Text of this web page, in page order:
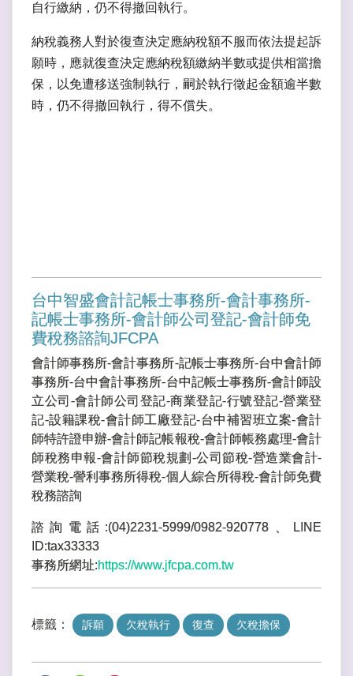
自行繳納，仍不得撤回執行。
納稅義務人對於復查決定應納稅額不服而依法提起訴
願時，應就復查決定應納稅額繳納半數或提供相當擔
保，以免遭移送強制執行，嗣於執行徵起金額逾半數
時，仍不得撤回執行，得不償失。
台中智盛會計記帳士事務所-會計事務所-
記帳士事務所-會計師公司登記-會計師免
費稅務諮詢JFCPA
會計師事務所-會計事務所-記帳士事務所-台中會計師
事務所-台中會計事務所-台中記帳士事務所-會計師設
立公司-會計師公司登記-商業登記-行號登記-營業登
記-設籍課稅-會計師工廠登記-台中補習班立案-會計
師特許證申辦-會計師記帳報稅-會計師帳務處理-會計
師稅務申報-會計師節稅規劃-公司節稅-營造業會計-
營業稅-謍利事務所得稅-個人綜合所得稅-會計師免費
稅務諮詢
諮詢電話:(04)2231-5999/0982-920778、LINE
ID:tax33333
事務所網址:https://www.jfcpa.com.tw
標籤： 訴願 欠稅執行 復查 欠稅擔保